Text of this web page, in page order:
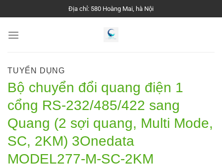
đến
nội
Địa chỉ: 580 Hoàng Mai, hà Nội
TUYỂN DỤNG
Bộ chuyển đổi quang điện 1
cổng RS-232/485/422 sang
Quang (2 sợi quang, Multi Mode,
SC, 2KM) 3Onedata
MODEL277-M-SC-2KM